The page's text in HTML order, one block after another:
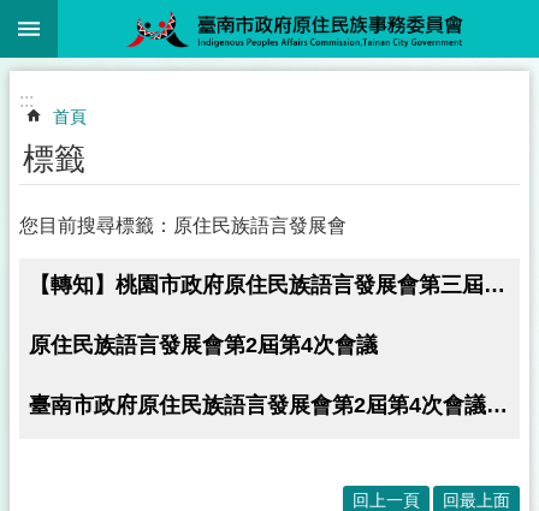
跳到主要內容區塊
:::
首頁
標籤
您目前搜尋標籤：原住民族語言發展會
【轉知】桃園市政府原住民族語言發展會第三屆委員公開遴選計畫
原住民族語言發展會第2屆第4次會議
臺南市政府原住民族語言發展會第2屆第4次會議(114年6月11日)
回上一頁 回最上面